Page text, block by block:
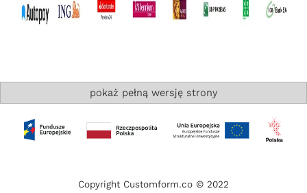
pokaż pełną wersję strony
Copyright Customform.co © 2022